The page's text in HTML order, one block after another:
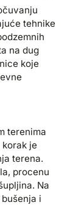
tehnike
na dug
koje
terenima
je
terena.
procenu
Na
i